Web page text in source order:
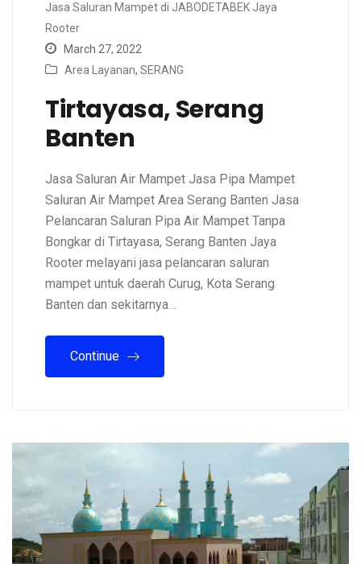
Jasa Saluran Mampet di JABODETABEK Jaya
Rooter
March 27, 2022
Area Layanan, SERANG
Tirtayasa, Serang
Banten
Jasa Saluran Air Mampet Jasa Pipa Mampet
Saluran Air Mampet Area Serang Banten Jasa
Pelancaran Saluran Pipa Air Mampet Tanpa
Bongkar di Tirtayasa, Serang Banten Jaya
Rooter melayani jasa pelancaran saluran
mampet untuk daerah Curug, Kota Serang
Banten dan sekitarnya…
Continue